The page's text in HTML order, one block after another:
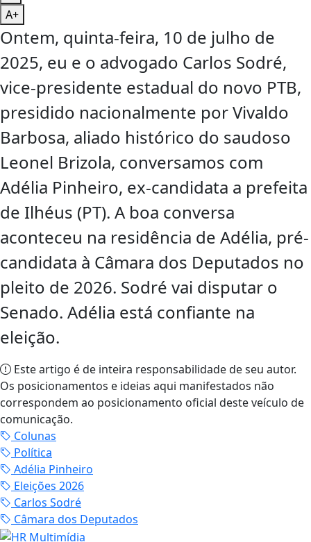
A+
Ontem, quinta-feira, 10 de julho de
2025, eu e o advogado Carlos Sodré,
vice-presidente estadual do novo PTB,
presidido nacionalmente por Vivaldo
Barbosa, aliado histórico do saudoso
Leonel Brizola, conversamos com
Adélia Pinheiro, ex-candidata a prefeita
de Ilhéus (PT). A boa conversa
aconteceu na residência de Adélia, pré-
candidata à Câmara dos Deputados no
pleito de 2026. Sodré vai disputar o
Senado. Adélia está confiante na
eleição.
Este artigo é de inteira responsabilidade de seu autor.
Os posicionamentos e ideias aqui manifestados não
correspondem ao posicionamento oficial deste veículo de
comunicação.
Colunas
Política
Adélia Pinheiro
Eleições 2026
Carlos Sodré
Câmara dos Deputados